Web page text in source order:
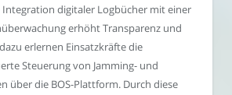
digitaler Logbücher mit einer
erhöht Transparenz und
erlernen Einsatzkräfte die
Steuerung von Jamming- und
über die BOS-Plattform. Durch diese